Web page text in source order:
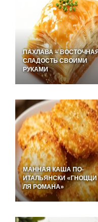
ПАХЛАВА –
СЛАДОСТЬ СВОИМИ
РУКАМИ
МАННАЯ КАША ПО-
ИТАЛЬЯНСКИ «ГНОЦЦИ
ЛЯ РОМАНА»